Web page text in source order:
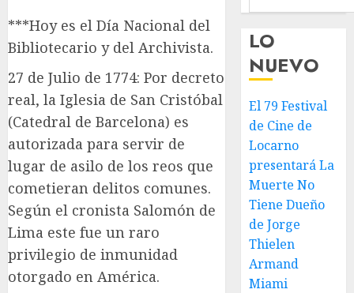
***Hoy es el Día Nacional del
Bibliotecario y del Archivista.
27 de Julio de 1774: Por decreto
real, la Iglesia de San Cristóbal
(Catedral de Barcelona) es
autorizada para servir de
lugar de asilo de los reos que
cometieran delitos comunes.
Según el cronista Salomón de
Lima este fue un raro
privilegio de inmunidad
otorgado en América.
LO
NUEVO
El 79 Festival
de Cine de
Locarno
presentará La
Muerte No
Tiene Dueño
de Jorge
Thielen
Armand
Miami